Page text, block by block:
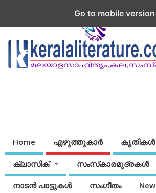
Home എഴുത്തുകാര്‍ കൃതികൾ
ക്ലാസിക് സംസ്‌കാരമുദ്രകള്‍
നാടന്‍ പാട്ടുകള്‍ സംഗീതം
Go to mobile version